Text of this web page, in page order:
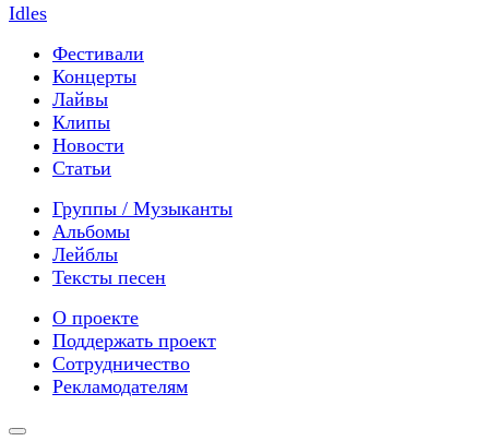
Idles
Фестивали
Концерты
Лайвы
Клипы
Новости
Статьи
Группы / Музыканты
Альбомы
Лейблы
Тексты песен
О проекте
Поддержать проект
Сотрудничество
Рекламодателям